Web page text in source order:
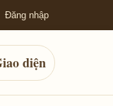
Đăng nhập
diện